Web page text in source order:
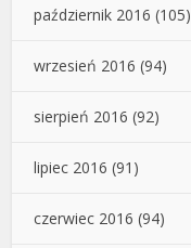
październik 2016 (105)
wrzesień 2016 (94)
sierpień 2016 (92)
lipiec 2016 (91)
czerwiec 2016 (94)